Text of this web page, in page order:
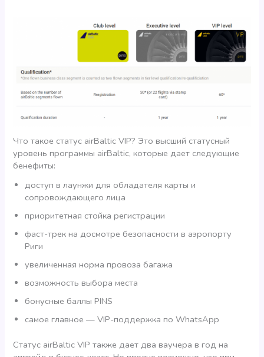
Что такое статус airBaltic VIP? Это высший статусный
уровень программы airBaltic, которые дает следующие
бенефиты:
доступ в лаунжи для обладателя карты и
сопровождающего лица
приоритетная стойка регистрации
фаст-трек на досмотре безопасности в аэропорту
Риги
увеличенная норма провоза багажа
возможность выбора места
бонусные баллы PINS
самое главное — VIP-поддержка по WhatsApp
Статус airBaltic VIP также дает два ваучера в год на